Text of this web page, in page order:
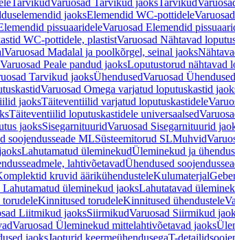
TarvikudVaruosad Tarvikud jaoksTarvikud
jaoksElemendid WC-pottidele
pissuaarideleVaruosad Elemendid
WC-pottidele, plastistVaruosad Nähtavad
Varuosad Madalal ja poolkõrgel, seinal jaoks
Varuosad Peale pandud jaoksLoputustorud nähtavad
Tarvikud jaoksÜhendusedVaruosad
Varuosad Omega varjatud loputuskastid
jaoksTäiteventiilid varjatud loputuskastidele
Täiteventiilid loputuskastidele universaalsed
jaoksSisegarnituuridVaruosad Sisegarnituurid
soojendusseade MLSüsteemitorud SLMuhvid
Lahutamatud üleminekudÜleminekud ja
lahtivõetavadÜhendused
kruvid äärikühendusteleKulumaterjal
Lahutamatud üleminekud jaoksLahutatavad
Kinnitused torudeleKinnitused ühendustele
Liitmikud jaoksSiirmikudVaruosad Siirmikud
Varuosad Üleminekud mittelahtivõetavad jaoks
jaoksJaoturid keermeühendusegaT-